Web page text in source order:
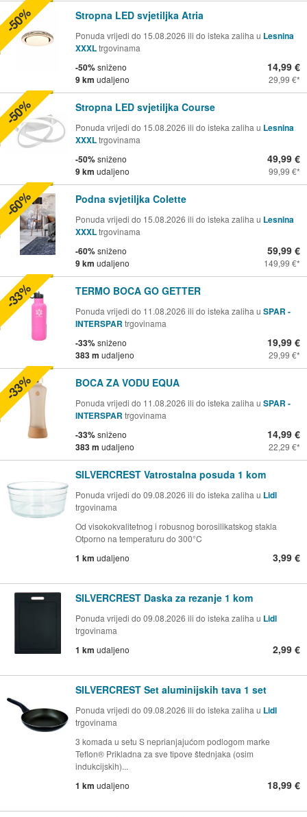
Stropna LED svjetiljka Atria
Ponuda vrijedi do 15.08.2026 ili do isteka zaliha u Lesnina
XXXLtrgovinama
-50%sniženo
9 km udaljeno
14,99 €
29,99 €
-50%
Stropna LED svjetiljka Course
Ponuda vrijedi do 15.08.2026 ili do isteka zaliha u Lesnina
XXXLtrgovinama
-50%sniženo
9 km udaljeno
49,99 €
99,99 €
-50%
Podna svjetiljka Colette
Ponuda vrijedi do 15.08.2026 ili do isteka zaliha u Lesnina
XXXLtrgovinama
-60%sniženo
9 km udaljeno
59,99 €
149,99 €
-60%
TERMO BOCA GO GETTER
Ponuda vrijedi do 11.08.2026 ili do isteka zaliha u SPAR -
INTERSPAR trgovinama
-33%sniženo
383 m udaljeno
19,99 €
29,99 €
-33%
BOCA ZA VODU EQUA
Ponuda vrijedi do 11.08.2026 ili do isteka zaliha u SPAR -
INTERSPAR trgovinama
-33%sniženo
383 m udaljeno
14,99 €
22,29 €
-33%
SILVERCREST Vatrostalna posuda 1 kom
Ponuda vrijedi do 09.08.2026 ili do isteka zaliha u Lidl
trgovinama
Od visokokvalitetnog i robusnog borosilikatskog stakla
Otporno na temperaturu do 300°C
1 km udaljeno 3,99 €
SILVERCREST Daska za rezanje 1 kom
Ponuda vrijedi do 09.08.2026 ili do isteka zaliha u Lidl
trgovinama
1 km udaljeno 2,99 €
SILVERCREST Set aluminijskih tava 1 set
Ponuda vrijedi do 09.08.2026 ili do isteka zaliha u Lidl
trgovinama
3 komada u setu S neprianjajućom podlogom marke
Teflon® Prikladna za sve tipove štednjaka (osim
indukcijskih)...
1 km udaljeno 18,99 €